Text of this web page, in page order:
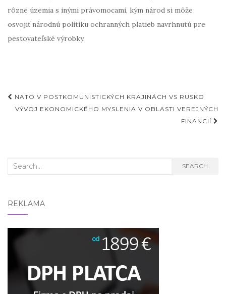
rôzne územia s inými právomocami, kým národ si môže
osvojiť národnú politiku ochranných platieb navrhnutú pre
pestovateľské výrobky.
Post
navigation
NATO V POSTKOMUNISTICKÝCH KRAJINÁCH VS RUSKO
VÝVOJ EKONOMICKÉHO MYSLENIA V OBLASTI VEREJNÝCH
FINANCIÍ
Search
SEARCH
REKLAMA